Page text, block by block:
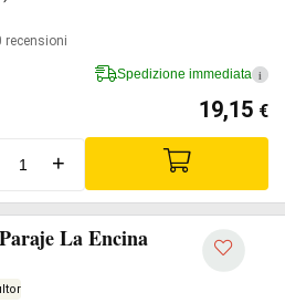
recensioni
Spedizione immediata i
19,15 €
+
La Encina